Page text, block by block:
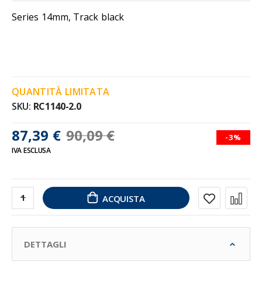
Series 14mm, Track black
87,39 € 90,09 € -3%
IVA ESCLUSA
QUANTITÀ LIMITATA
SKU RC1140-2.0
ACQUISTA
DETTAGLI